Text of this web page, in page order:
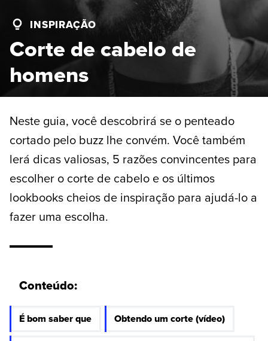
INSPIRAÇÃO
Corte de cabelo de
homens
Neste guia, você descobrirá se o penteado
cortado pelo buzz lhe convém. Você também
lerá dicas valiosas, 5 razões convincentes para
escolher o corte de cabelo e os últimos
lookbooks cheios de inspiração para ajudá-lo a
fazer uma escolha.
Conteúdo:
É bom saber que Obtendo um corte (vídeo)